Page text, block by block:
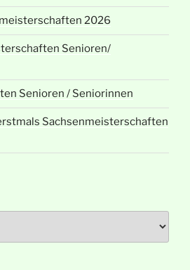
2026
Senioren/
Senioren / Seniorinnen
Sachsenmeisterschaften